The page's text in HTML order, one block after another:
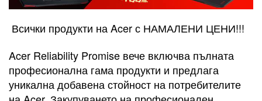
Всички продукти на Acer с НАМАЛЕНИ ЦЕНИ!!!
Acer Reliability Promise вече включва пълната
професионална гама продукти и предлага
уникална добавена стойност на потребителите